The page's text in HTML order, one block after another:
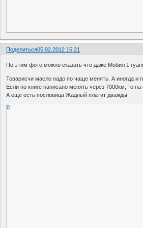
Поделиться05.02.2012 15:21
По этим фото можно сказать что даже Мобил 1
Товарисчи масло надо по чаще менять. А иногда и
Если по книге написано менять через 7000км, то
А ещё есть пословица Жадный платит дважды.
0